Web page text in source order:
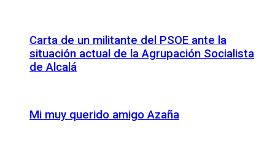
Carta de un militante del PSOE ante la
situación actual de la Agrupación Socialista
de Alcalá
Mi muy querido amigo Azaña